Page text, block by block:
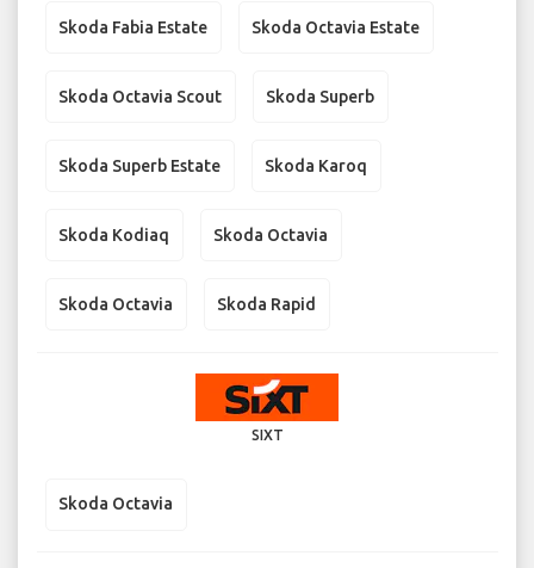
Skoda Fabia Estate Skoda Octavia Estate
Skoda Octavia Scout Skoda Superb
Skoda Superb Estate Skoda Karoq
Skoda Kodiaq Skoda Octavia
Skoda Octavia Skoda Rapid
SIXT
Skoda Octavia